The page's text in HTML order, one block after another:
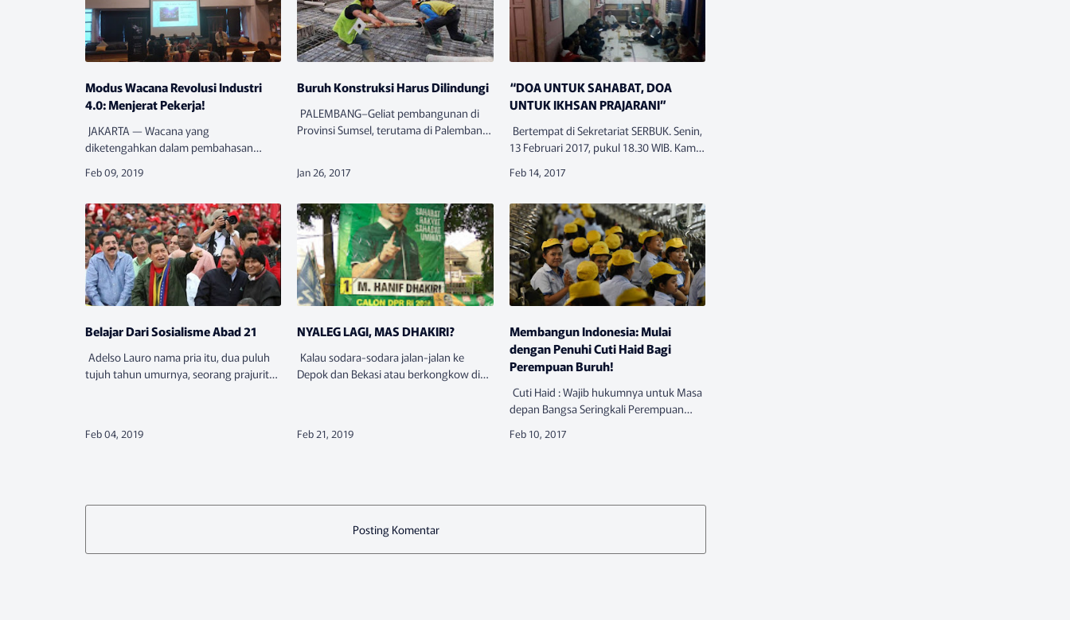
Modus Wacana Revolusi Industri
4.0: Menjerat Pekerja!
JAKARTA — Wacana yang
diketengahkan dalam pembahasan
untuk menjerat pekerja. Perkembangan
memecat hi…
Buruh Konstruksi Harus Dilindungi
PALEMBANG–Geliat pembangunan di
Provinsi Sumsel, terutama di Palembang
perusahaan penyedia jasa kon – …
“DOA UNTUK SAHABAT, DOA
UNTUK IKHSAN PRAJARANI”
Bertempat di Sekretariat SERBUK. Senin,
13 Februari 2017, pukul 18.30 WIB. Kami
bersama bagi almarhum Ikhsan
Belajar Dari Sosialisme Abad 21
Adelso Lauro nama pria itu, dua puluh
tujuh tahun umurnya, seorang prajurit
NYALEG LAGI, MAS DHAKIRI?
Kalau sodara-sodara jalan-jalan ke
Depok dan Bekasi atau berkongkow di
C…
Membangun Indonesia: Mulai
dengan Penuhi Cuti Haid Bagi
Perempuan Buruh!
Cuti Haid : Wajib hukumnya untuk Masa
depan Bangsa Seringkali Perempuan
cuti haid dari sisi biologis dan aturan. Hal
Posting Komentar